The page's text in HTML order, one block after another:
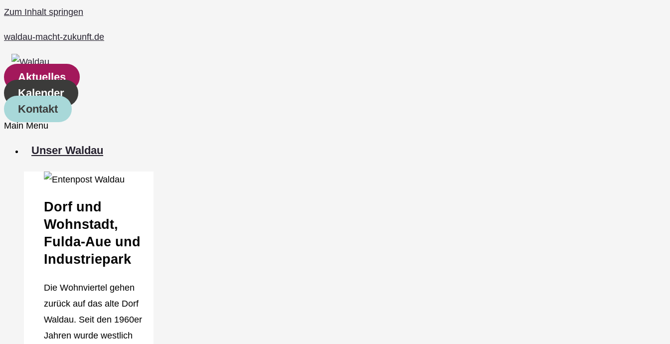
Zum Inhalt springen
waldau-macht-zukunft.de
Aktuelles
Kalender
Kontakt
Main Menu
Unser Waldau
Dorf und
Wohnstadt,
Fulda‐Aue und
Industriepark
Die Wohnviertel gehen
zurück auf das alte Dorf
Waldau. Seit den 1960er
Jahren wurde westlich